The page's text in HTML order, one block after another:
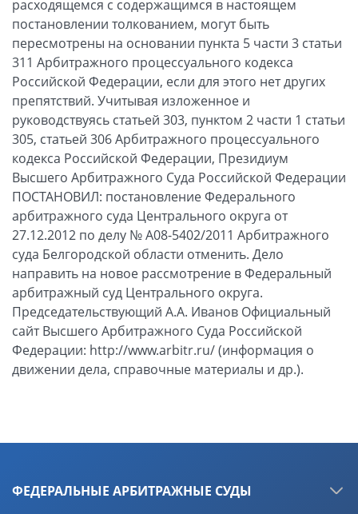
расходящемся с содержащимся в настоящем
постановлении толкованием, могут быть
пересмотрены на основании пункта 5 части 3 статьи
311 Арбитражного процессуального кодекса
Российской Федерации, если для этого нет других
препятствий. Учитывая изложенное и
руководствуясь статьей 303, пунктом 2 части 1 статьи
305, статьей 306 Арбитражного процессуального
кодекса Российской Федерации, Президиум
Высшего Арбитражного Суда Российской Федерации
ПОСТАНОВИЛ: постановление Федерального
арбитражного суда Центрального округа от
27.12.2012 по делу № А08-5402/2011 Арбитражного
суда Белгородской области отменить. Дело
направить на новое рассмотрение в Федеральный
арбитражный суд Центрального округа.
Председательствующий А.А. Иванов Официальный
сайт Высшего Арбитражного Суда Российской
Федерации: http://www.arbitr.ru/ (информация о
движении дела, справочные материалы и др.).
ФЕДЕРАЛЬНЫЕ АРБИТРАЖНЫЕ СУДЫ